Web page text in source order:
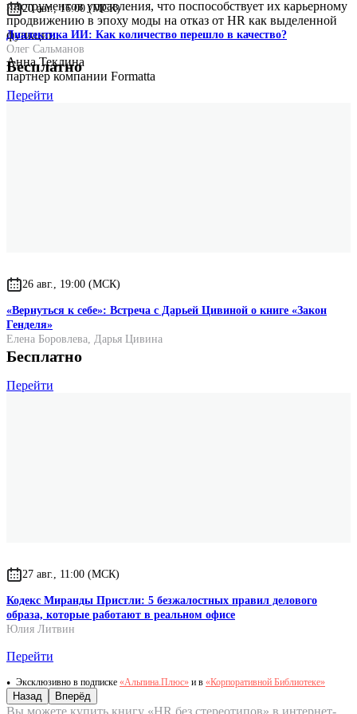
инструментов управления, что поспособствует их карьерному
продвижению в эпоху моды на отказ от HR как выделенной
функции.
Анна Теклина
партнер компании Formatta
20 авг., 16:00 (МСК)
Диалектика ИИ: Как количество перешло в качество?
Олег Сальманов
Бесплатно
Перейти
26 авг., 19:00 (МСК)
«Вернуться к себе»: Встреча с Дарьей Цивиной о книге «Закон
Генделя»
Елена Боровлева, Дарья Цивина
Бесплатно
Перейти
27 авг., 11:00 (МСК)
Кодекс Миранды Пристли: 5 безжалостных правил делового
образа, которые работают в реальном офисе
Юлия Литвин
Перейти
Эксклюзивно в подписке «Альпина.Плюс» и в «Корпоративной Библиотеке»
Назад Вперёд